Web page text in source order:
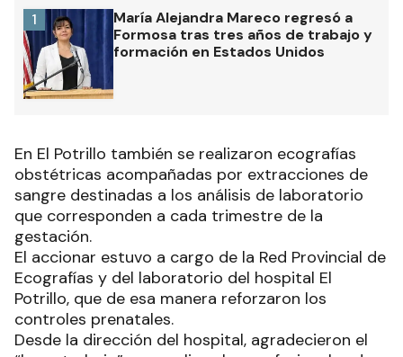
María Alejandra Mareco regresó a
Formosa tras tres años de trabajo y
formación en Estados Unidos
1
En El Potrillo también se realizaron ecografías
obstétricas acompañadas por extracciones de
sangre destinadas a los análisis de laboratorio
que corresponden a cada trimestre de la
gestación.
El accionar estuvo a cargo de la Red Provincial de
Ecografías y del laboratorio del hospital El
Potrillo, que de esa manera reforzaron los
controles prenatales.
Desde la dirección del hospital, agradecieron el